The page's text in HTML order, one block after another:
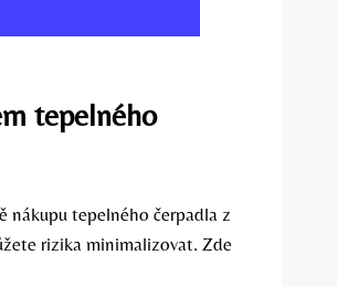
tepelného
nákupu tepelného čerpadla z
rizika minimalizovat. Zde